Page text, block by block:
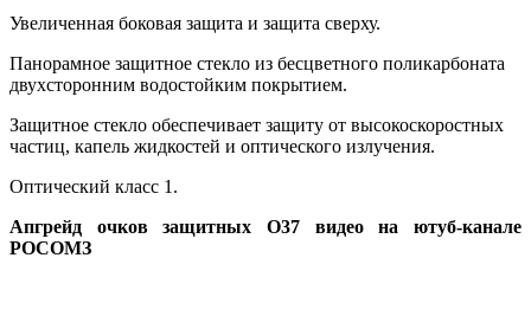
Увеличенная боковая защита и защита сверху.
Панорамное защитное стекло из бесцветного поликарбоната
двухсторонним водостойким покрытием.
Защитное стекло обеспечивает защиту от высокоскоростных
частиц, капель жидкостей и оптического излучения.
Оптический класс 1.
Апгрейд очков защитных О37 видеона ютуб-канале
РОСОМЗ